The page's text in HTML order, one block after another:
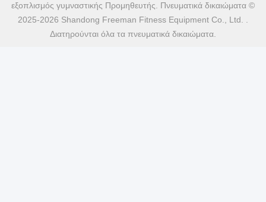
εξοπλισμός γυμναστικής Προμηθευτής. Πνευματικά δικαιώματα ©
2025-2026 Shandong Freeman Fitness Equipment Co., Ltd. .
Διατηρούνται όλα τα πνευματικά δικαιώματα.